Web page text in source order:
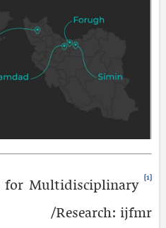
[1]
for Multidisciplinary
Research: ijfmr/